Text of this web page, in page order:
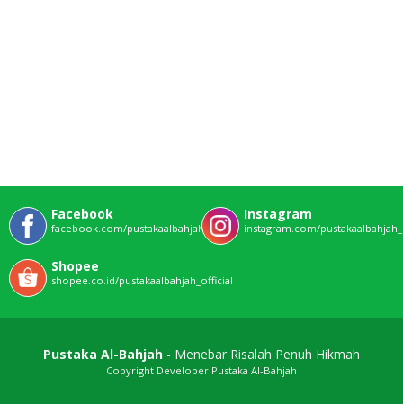
Facebook
facebook.com/pustakaalbahjahofficial
Instagram
instagram.com/
Shopee
shopee.co.id/pustakaalbahjah_official
Pustaka Al-Bahjah - Menebar Risalah Penuh Hikmah
Copyright Developer Pustaka Al-Bahjah